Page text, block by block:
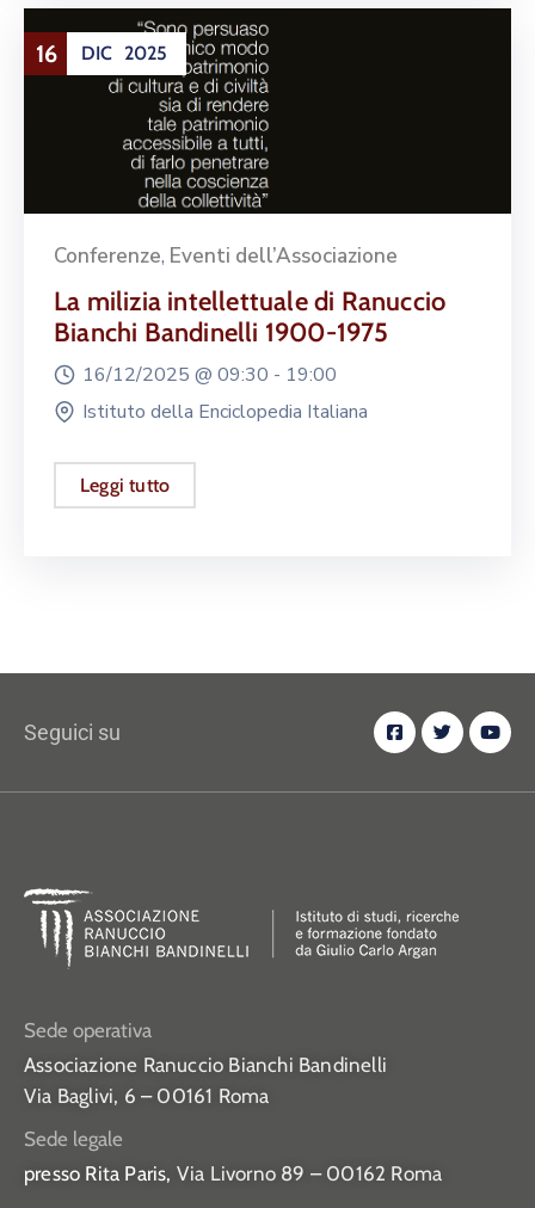
16 DIC 2025
Conferenze, Eventi dell’Associazione
La milizia intellettuale di Ranuccio
Bianchi Bandinelli 1900-1975
16/12/2025 @ 09:30 - 19:00
Istituto della Enciclopedia Italiana
Leggi tutto
Seguici su
Sede operativa
Associazione Ranuccio Bianchi Bandinelli
Via Baglivi, 6 – 00161 Roma
Sede legale
presso Rita Paris, Via Livorno 89 – 00162 Roma